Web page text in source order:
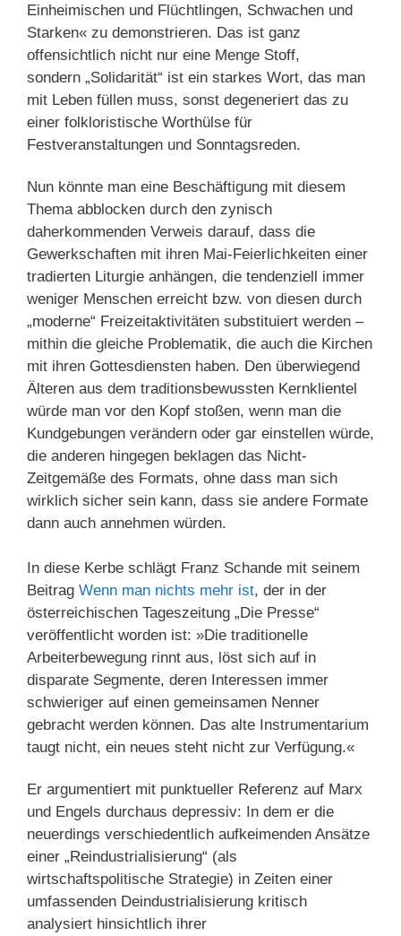
Einheimischen und Flüchtlingen, Schwachen und
Starken« zu demonstrieren. Das ist ganz
offensichtlich nicht nur eine Menge Stoff,
sondern „Solidarität“ ist ein starkes Wort, das man
mit Leben füllen muss, sonst degeneriert das zu
einer folkloristische Worthülse für
Festveranstaltungen und Sonntagsreden.
Nun könnte man eine Beschäftigung mit diesem
Thema abblocken durch den zynisch
daherkommenden Verweis darauf, dass die
Gewerkschaften mit ihren Mai-Feierlichkeiten einer
tradierten Liturgie anhängen, die tendenziell immer
weniger Menschen erreicht bzw. von diesen durch
„moderne“ Freizeitaktivitäten substituiert werden –
mithin die gleiche Problematik, die auch die Kirchen
mit ihren Gottesdiensten haben. Den überwiegend
Älteren aus dem traditionsbewussten Kernklientel
würde man vor den Kopf stoßen, wenn man die
Kundgebungen verändern oder gar einstellen würde,
die anderen hingegen beklagen das Nicht-
Zeitgemäße des Formats, ohne dass man sich
wirklich sicher sein kann, dass sie andere Formate
dann auch annehmen würden.
In diese Kerbe schlägt Franz Schande mit seinem
Beitrag Wenn man nichts mehr ist, der in der
österreichischen Tageszeitung „Die Presse“
veröffentlicht worden ist: »Die traditionelle
Arbeiterbewegung rinnt aus, löst sich auf in
disparate Segmente, deren Interessen immer
schwieriger auf einen gemeinsamen Nenner
gebracht werden können. Das alte Instrumentarium
taugt nicht, ein neues steht nicht zur Verfügung.«
Er argumentiert mit punktueller Referenz auf Marx
und Engels durchaus depressiv: In dem er die
neuerdings verschiedentlich aufkeimenden Ansätze
einer „Reindustrialisierung“ (als
wirtschaftspolitische Strategie) in Zeiten einer
umfassenden Deindustrialisierung kritisch
analysiert hinsichtlich ihrer